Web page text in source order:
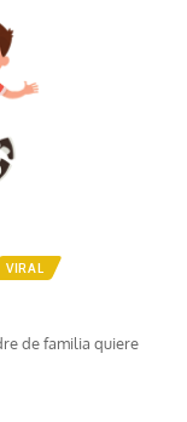
VIRAL
de familia quiere